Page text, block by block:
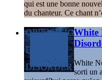
qui est une bonne
du chanteur. Ce chant
White
White
sorti un